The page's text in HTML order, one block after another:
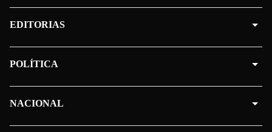
EDITORIAS
POLÍTICA
NACIONAL